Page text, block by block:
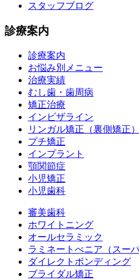
スタッフブログ
診療案内
診療案内
お悩み別メニュー
治療実績
むし歯・歯周病
矯正治療
インビザライン
リンガル矯正（裏側矯正）
プチ矯正
インプラント
顎関節症
小児矯正
小児歯科
審美歯科
ホワイトニング
オールセラミック
ラミネートべニア （スー
ダイレクトボンディング
ブライダル矯正